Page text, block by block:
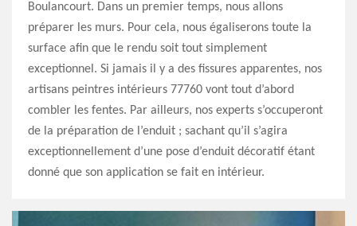
Boulancourt. Dans un premier temps, nous allons
préparer les murs. Pour cela, nous égaliserons toute la
surface afin que le rendu soit tout simplement
exceptionnel. Si jamais il y a des fissures apparentes, nos
artisans peintres intérieurs 77760 vont tout d’abord
combler les fentes. Par ailleurs, nos experts s’occuperont
de la préparation de l’enduit ; sachant qu’il s’agira
exceptionnellement d’une pose d’enduit décoratif étant
donné que son application se fait en intérieur.